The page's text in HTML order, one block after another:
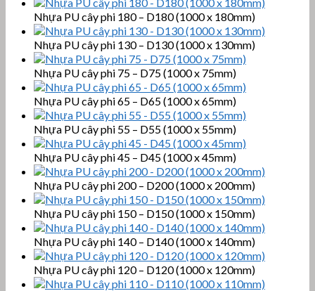
Nhựa PU cây phi 180 – D180 (1000 x 180mm)
Nhựa PU cây phi 130 – D130 (1000 x 130mm)
Nhựa PU cây phi 75 – D75 (1000 x 75mm)
Nhựa PU cây phi 65 – D65 (1000 x 65mm)
Nhựa PU cây phi 55 – D55 (1000 x 55mm)
Nhựa PU cây phi 45 – D45 (1000 x 45mm)
Nhựa PU cây phi 200 – D200 (1000 x 200mm)
Nhựa PU cây phi 150 – D150 (1000 x 150mm)
Nhựa PU cây phi 140 – D140 (1000 x 140mm)
Nhựa PU cây phi 120 – D120 (1000 x 120mm)